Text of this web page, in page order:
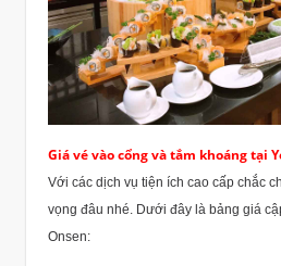
Giá vé vào cổng và tắm khoáng tại
Với các dịch vụ tiện ích cao cấp chắc
vọng đâu nhé. Dưới đây là bảng giá
Onsen: